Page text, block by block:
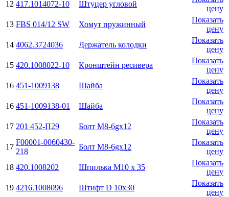
12 417.1014072-10 Штуцер угловой
цену
13 FBS 014/12 SW Хомут пружинный
Показать
цену
14 4062.3724036 Держатель колодки
Показать
цену
15 420.1008022-10 Кронштейн ресивера
Показать
цену
16 451-1009138 Шайба
Показать
цену
16 451-1009138-01 Шайба
Показать
цену
17 201 452-П29 Болт М8-6gx12
Показать
цену
17
F00001-0060430-
218
Болт М8-6gx12
Показать
цену
18 420.1008202 Шпилька М10 х 35
Показать
цену
19 4216.1008096 Штифт D 10х30
Показать
цену